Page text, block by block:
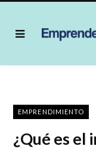
EMPRENDIMIENTO
¿Qué es el